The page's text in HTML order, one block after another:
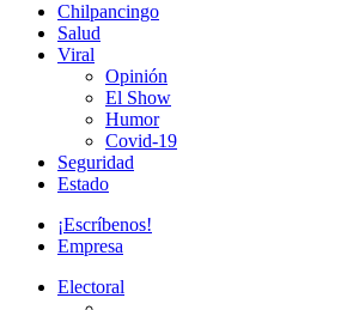
Chilpancingo
Salud
Viral
Opinión
El Show
Humor
Covid-19
Seguridad
Estado
¡Escríbenos!
Empresa
Electoral